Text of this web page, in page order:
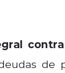
de